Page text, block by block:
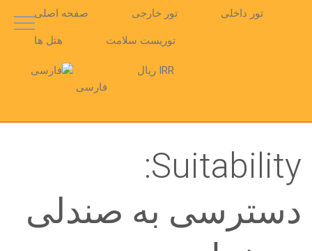
صفحه اصلی تور خارجی تور داخلی
هتل ها توریست سلامت
فارسی
IRR ریال
Suitability:
دسترسی به صندلی